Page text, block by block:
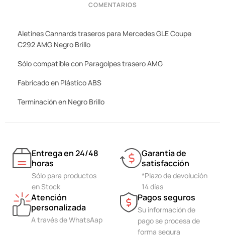
COMENTARIOS
Aletines Cannards traseros para Mercedes GLE Coupe
C292 AMG Negro Brillo
Sólo compatible con Paragolpes trasero AMG
Fabricado en Plástico ABS
Terminación en Negro Brillo
Entrega en 24/48
horas
Sólo para productos
en Stock
Garantía de
satisfacción
*Plazo de devolución
14 días
Atención
personalizada
A través de WhatsAap
Pagos seguros
Su información de
pago se procesa de
forma segura